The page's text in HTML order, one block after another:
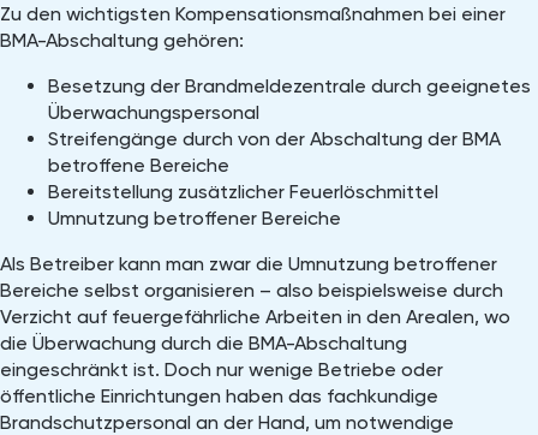
Zu den wichtigsten Kompensationsmaßnahmen bei einer
BMA-Abschaltung gehören:
Besetzung der Brandmeldezentrale durch geeignetes
Überwachungspersonal
Streifengänge durch von der Abschaltung der BMA
betroffene Bereiche
Bereitstellung zusätzlicher Feuerlöschmittel
Umnutzung betroffener Bereiche
Als Betreiber kann man zwar die Umnutzung betroffener
Bereiche selbst organisieren – also beispielsweise durch
Verzicht auf feuergefährliche Arbeiten in den Arealen, wo
die Überwachung durch die BMA-Abschaltung
eingeschränkt ist. Doch nur wenige Betriebe oder
öffentliche Einrichtungen haben das fachkundige
Brandschutzpersonal an der Hand, um notwendige